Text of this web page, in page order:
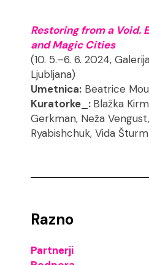
Restoring from a Void.
and Magic Cities
(10. 5.–6. 6. 2024,
Ljubljana)
Umetnica: Beatrice
Kuratorke_: Blažka
Gerkman, Neža
Ryabishchuk, Vida Šturm
Razno
Partnerji